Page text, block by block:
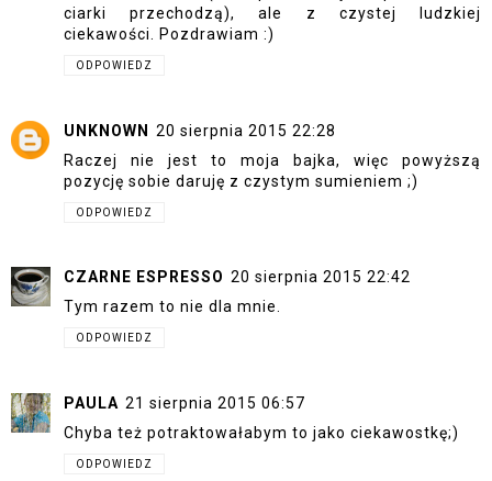
ciarki przechodzą), ale z czystej ludzkiej
ciekawości. Pozdrawiam :)
ODPOWIEDZ
UNKNOWN 20 sierpnia 2015 22:28
Raczej nie jest to moja bajka, więc powyższą
pozycję sobie daruję z czystym sumieniem ;)
ODPOWIEDZ
CZARNE ESPRESSO 20 sierpnia 2015 22:42
Tym razem to nie dla mnie.
ODPOWIEDZ
PAULA 21 sierpnia 2015 06:57
Chyba też potraktowałabym to jako ciekawostkę;)
ODPOWIEDZ